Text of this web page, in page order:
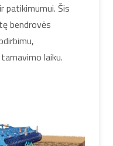
patikimumui. Šis
bendrovės
laiku.